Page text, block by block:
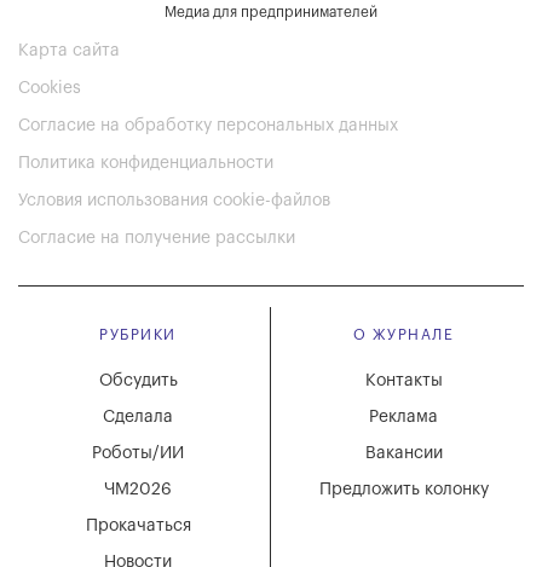
Медиа для предпринимателей
Карта сайта
Cookies
Согласие на обработку персональных данных
Политика конфиденциальности
Условия использования cookie-файлов
Согласие на получение рассылки
РУБРИКИ
Новости
Обсудить
Сделала
Роботы/ИИ
ЧМ2026
Прокачаться
О ЖУРНАЛЕ
Вакансии
Реклама
Контакты
Предложить колонку